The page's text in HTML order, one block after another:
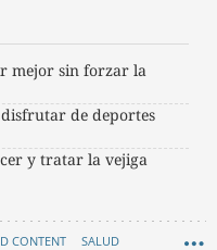
mejor sin forzar la
de deportes
y tratar la vejiga
CONTENT SALUD